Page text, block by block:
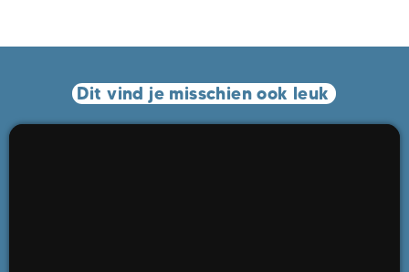
Dit vind je misschien ook leuk